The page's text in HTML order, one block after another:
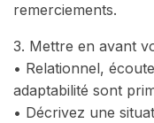
remerciements.
3. Mettre en avant
• Relationnel,
adaptabilité sont
• Décrivez une